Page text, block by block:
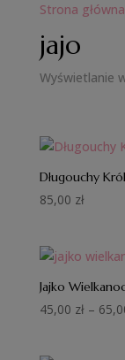
Strona główna
jajo
Wyświetlanie
Długouchy
85,00 zł
Jajko
45,00 zł –